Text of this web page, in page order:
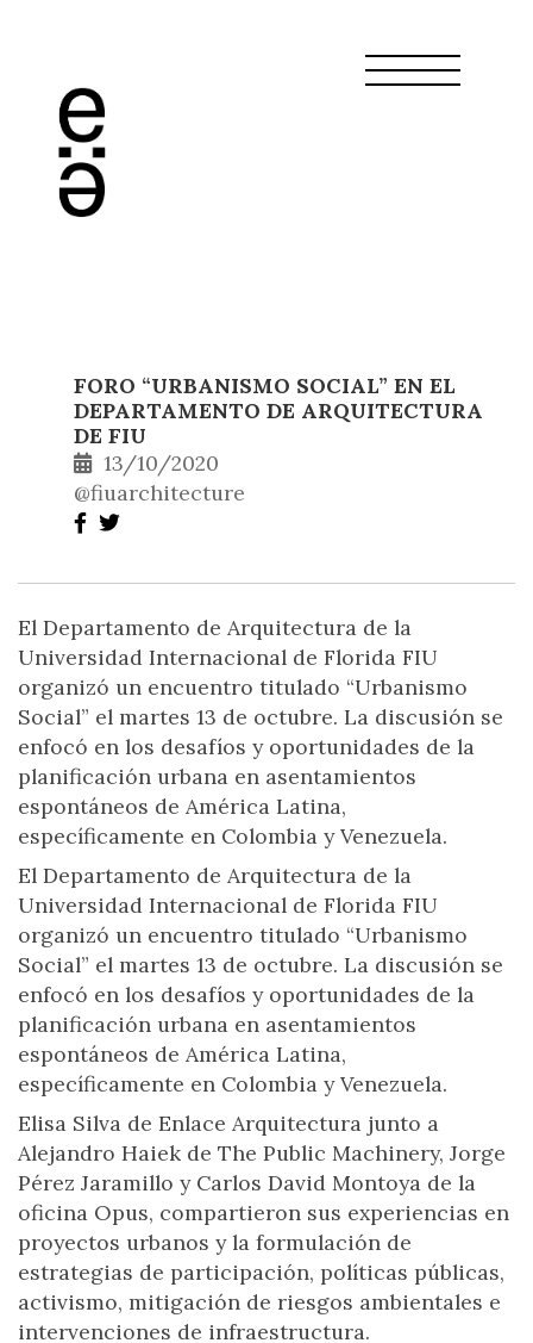
FORO “URBANISMO SOCIAL” EN EL
DEPARTAMENTO DE ARQUITECTURA
DE FIU
13/10/2020
@fiuarchitecture
El Departamento de Arquitectura de la
Universidad Internacional de Florida FIU
organizó un encuentro titulado “Urbanismo
Social” el martes 13 de octubre. La discusión se
enfocó en los desafíos y oportunidades de la
planificación urbana en asentamientos
espontáneos de América Latina,
específicamente en Colombia y Venezuela.
El Departamento de Arquitectura de la
Universidad Internacional de Florida FIU
organizó un encuentro titulado “Urbanismo
Social” el martes 13 de octubre. La discusión se
enfocó en los desafíos y oportunidades de la
planificación urbana en asentamientos
espontáneos de América Latina,
específicamente en Colombia y Venezuela.
Elisa Silva de Enlace Arquitectura junto a
Alejandro Haiek de The Public Machinery, Jorge
Pérez Jaramillo y Carlos David Montoya de la
oficina Opus, compartieron sus experiencias en
proyectos urbanos y la formulación de
estrategias de participación, políticas públicas,
activismo, mitigación de riesgos ambientales e
intervenciones de infraestructura.